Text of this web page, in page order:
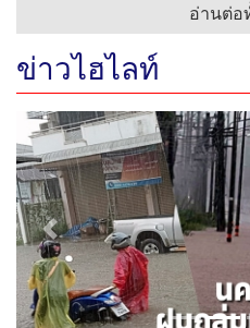
อ่านต่อ
ข่าวไฮไลท์
Previous